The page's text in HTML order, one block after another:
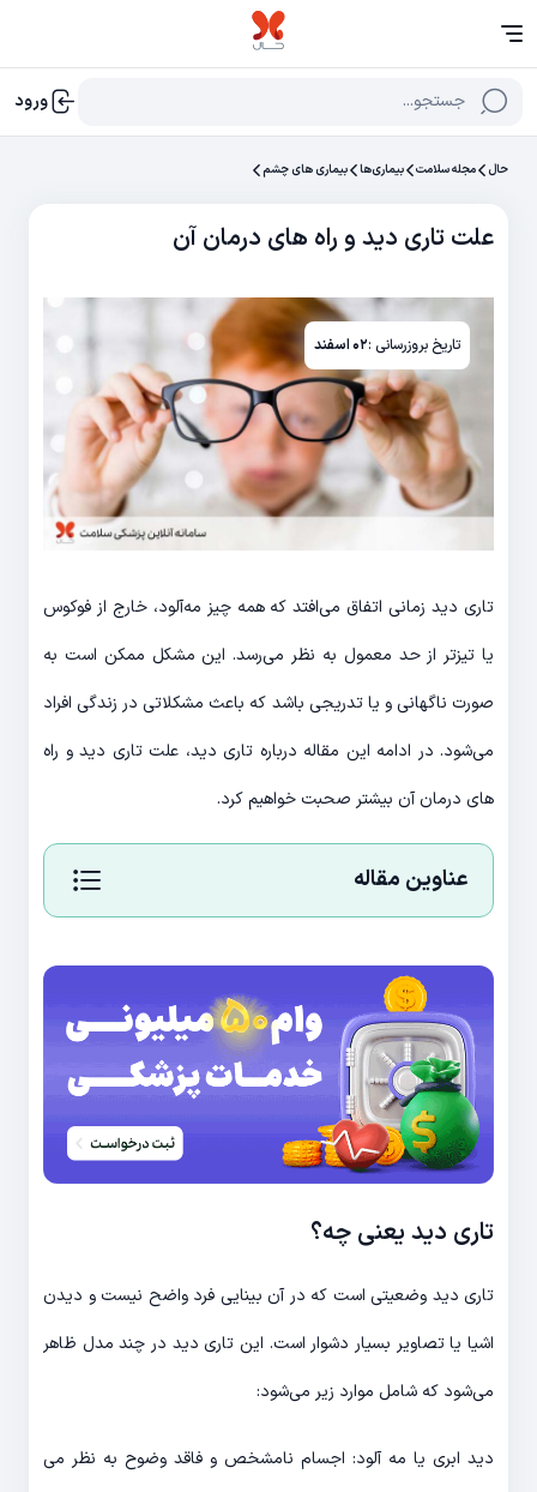
جستجو... ورود
حال مجله سلامت بیماری‌ها بیماری های چشم
علت تاری دید و راه های درمان آن
تاریخ بروزرسانی :۰۲ اسفند
تاری دید زمانی اتفاق می‌افتد که همه چیز مه‌آلود، خارج از فوکوس
یا تیزتر از حد معمول به نظر می‌رسد. این مشکل ممکن است به
صورت ناگهانی و یا تدریجی باشد که باعث مشکلاتی در زندگی افراد
می‌شود. در ادامه این مقاله درباره تاری دید، علت تاری دید و راه
های درمان آن بیشتر صحبت خواهیم کرد.
عناوین مقاله
تاری دید یعنی چه؟
تاری دید وضعیتی است که در آن بینایی فرد واضح نیست و دیدن
اشیا یا تصاویر بسیار دشوار است. این تاری دید در چند مدل ظاهر
می‌شود که شامل موارد زیر می‌شود:
دید ابری یا مه آلود: اجسام نامشخص و فاقد وضوح به نظر می